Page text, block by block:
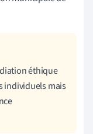
éthique
individuels mais